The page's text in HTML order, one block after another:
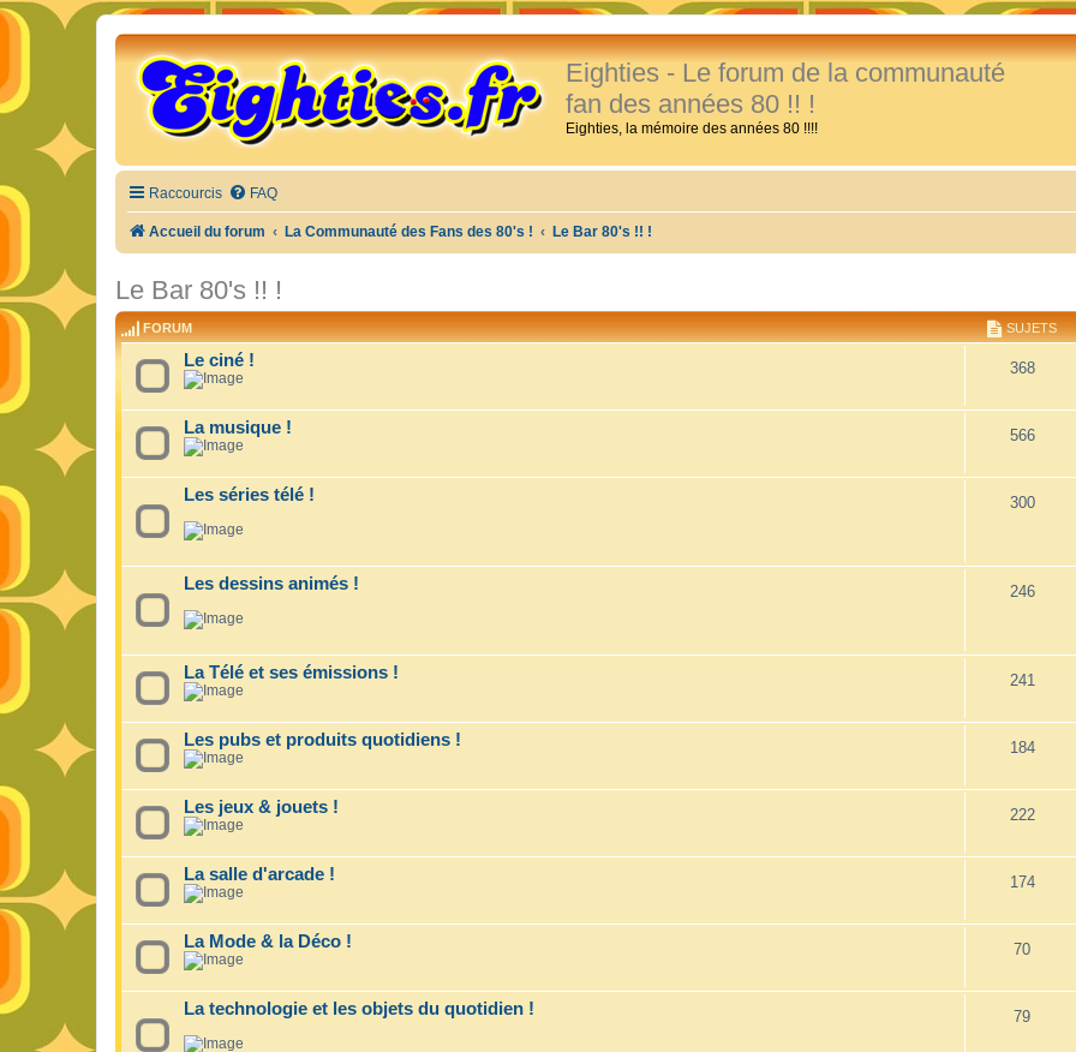
Eighties - Le forum de la communauté
fan des années 80 !! !
Eighties, la mémoire des années 80 !!!!
Raccourcis FAQ
Accueil du forum La Communauté des Fans des 80's ! Le Bar 80's !! !
Le Bar 80's !! !
FORUM SUJETS
Le ciné ! 368
La musique ! 566
Les séries télé ! 300
Les dessins animés ! 246
La Télé et ses émissions ! 241
Les pubs et produits quotidiens ! 184
Les jeux & jouets ! 222
La salle d'arcade ! 174
La Mode & la Déco ! 70
La technologie et les objets du quotidien ! 79